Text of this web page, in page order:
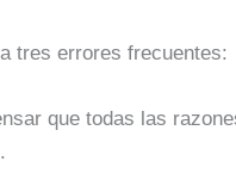
tres errores frecuentes:
que todas las